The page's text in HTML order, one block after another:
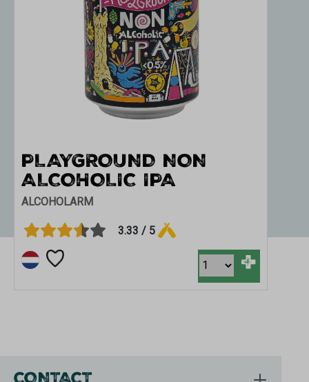
PLAYGROUND NON
ALCOHOLIC IPA
ALCOHOLARM
3.33 / 5
+